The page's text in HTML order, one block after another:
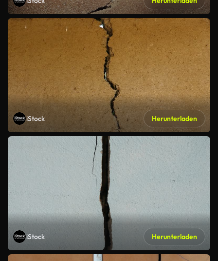
iStock Herunterladen
iStock Herunterladen